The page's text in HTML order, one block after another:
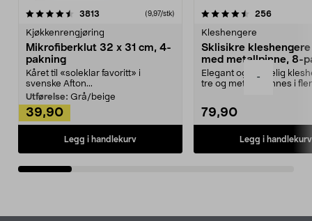
-
3813 anmeldelser(9,97/stk)
Kjøkkenrengjøring
Mikrofiberklut 32 x 31 cm, 4-
pakning
Kåret til «soleklar favoritt» i
svenske Afton...
Utførelse: Grå/beige
39,90
Legg i handlekurv
4.5av 5 stjerner 256
Kleshengere
Sklisikre
med metallpinne, 8-
Elegant og skikkelig
tre og metall – finnes i
79,90
Legg i handlekurv
4.5av 5 stjerner